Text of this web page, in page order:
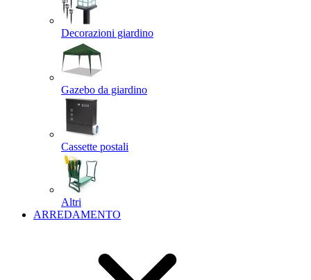
Decorazioni giardino
Gazebo da giardino
Cassette postali
Altri
ARREDAMENTO